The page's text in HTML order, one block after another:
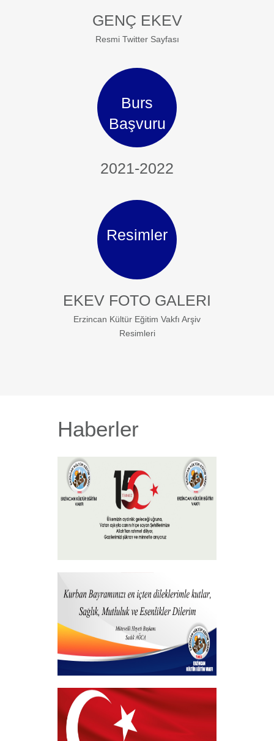
GENÇ EKEV
Resmi Twitter Sayfası
Burs
Başvuru
2021-2022
Resimler
EKEV FOTO GALERI
Erzincan Kültür Eğitim Vakfı Arşiv
Resimleri
Haberler
+
Hayırlı Bayramlar
+